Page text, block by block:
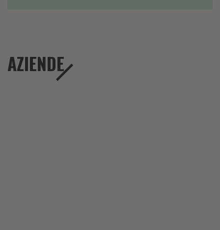
AZIENDE